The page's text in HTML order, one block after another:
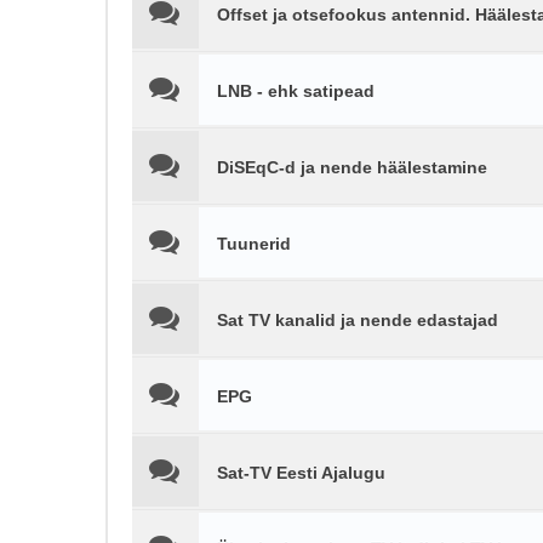
Offset ja otsefookus antennid.
LNB - ehk satipead
DiSEqC-d ja nende häälestamine
Tuunerid
Sat TV kanalid ja nende edastajad
EPG
Sat-TV Eesti Ajalugu